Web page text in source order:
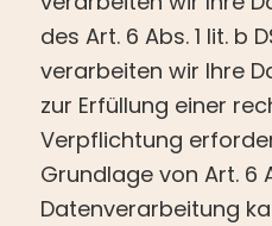
des Art. 6 Abs. 1 lit. b
verarbeiten wir Ihre
zur Erfüllung einer
Verpflichtung
Grundlage von Art. 6
Datenverarbeitung